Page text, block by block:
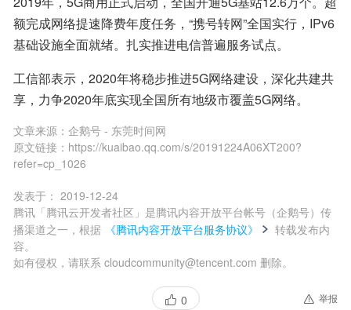
额完成网络提速降费年度任务，“携号转网”全国实行，IPv6
基础设施全面就绪。扎实推进电信普遍服务试点。
工信部表示，2020年将稳步推进5G网络建设，深化共建共
享，力争2020年底实现全国所有地级市覆盖5G网络。
文章来源： 企鹅号 - 东莞时间网
原文链接： https://kuaibao.qq.com/s/20191224A06XT200?
refer=cp_1026
发表于： 2019-12-24
腾讯「腾讯云开发者社区」是腾讯内容开放平台帐号（企鹅号）传
播渠道之一，根据
《腾讯内容开放平台服务协议》
转载发布内
容。
如有侵权，请联系 cloudcommunity@tencent.com 删除。
0 举报